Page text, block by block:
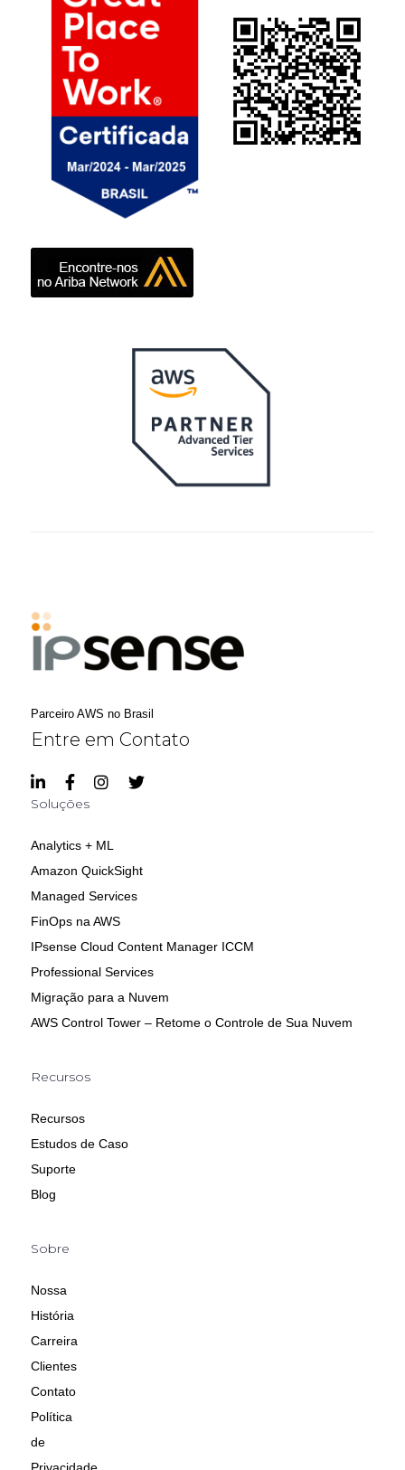
Parceiro AWS no Brasil
Entre em Contato
Soluções
Analytics + ML
Amazon QuickSight
Managed Services
FinOps na AWS
IPsense Cloud Content Manager ICCM
Professional Services
Migração para a Nuvem
AWS Control Tower – Retome o Controle de Sua Nuvem
Recursos
Recursos
Estudos de Caso
Suporte
Blog
Sobre
Nossa
História
Carreira
Clientes
Contato
Política
de
Privacidade